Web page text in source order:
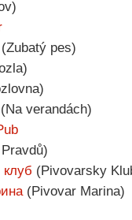
(Zubatý pes)
(Na verandách)
(Pivovarsky
(Pivovar Marina)